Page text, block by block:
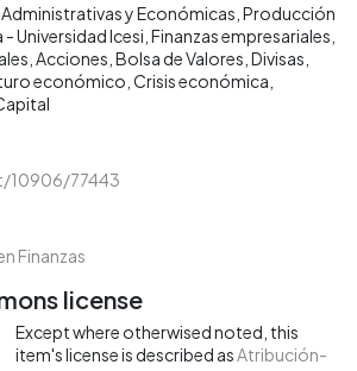
y Económicas Producción
Universidad Icesi Finanzas empresariales
Acciones Bolsa de Valores Divisas
económico Crisis económica
10906/77443
Finanzas
license
Except where otherwised noted, this
item's license is described asAtribución-